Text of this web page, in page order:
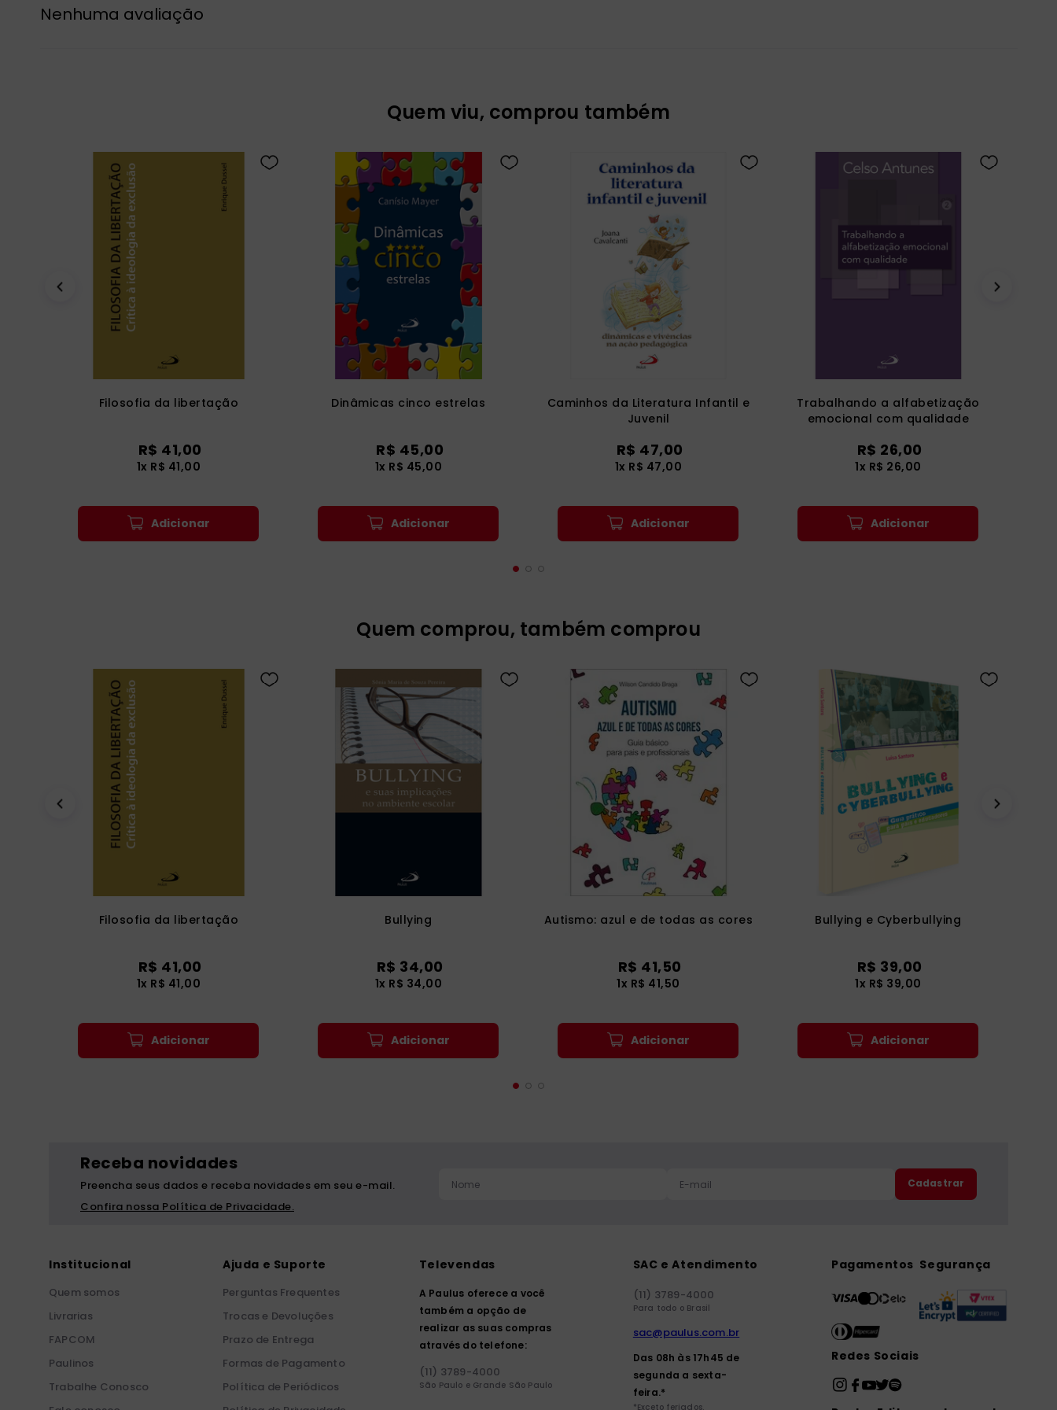
Nenhuma avaliação
Quem viu, comprou também
Filosofia da libertação
R$ 41,00
1x R$ 41,00
Adicionar
Dinâmicas cinco estrelas
R$ 45,00
1x R$ 45,00
Adicionar
Caminhos da Literatura Infantil e
Juvenil
R$ 47,00
1x R$ 47,00
Adicionar
Trabalhando a alfabetização
emocional com qualidade
R$ 26,00
1x R$ 26,00
Adicionar
Quem comprou, também comprou
Filosofia da libertação
R$ 41,00
1x R$ 41,00
Adicionar
Bullying
R$ 34,00
1x R$ 34,00
Adicionar
Autismo: azul e de todas as cores
R$ 41,50
1x R$ 41,50
Adicionar
Bullying e Cyberbullying
R$ 39,00
1x R$ 39,00
Adicionar
Receba novidades
Preencha seus dados e receba novidades em seu e-mail.
Confira nossa Política de Privacidade.
Cadastrar
Institucional
Quem somos
Livrarias
FAPCOM
Paulinos
Trabalhe Conosco
Ajuda e Suporte
Perguntas Frequentes
Trocas e Devoluções
Prazo de Entrega
Formas de Pagamento
Política de Periódicos
Televendas
A Paulus oferece a você
também a opção de
realizar as suas compras
através do telefone:
(11) 3789-4000
São Paulo e Grande São Paulo
SAC e Atendimento
(11) 3789-4000
Para todo o Brasil
sac@paulus.com.br
Das 08h às 17h45 de
segunda a sexta-
feira.*
*Exceto feriados.
Pagamentos Segurança
Redes Sociais